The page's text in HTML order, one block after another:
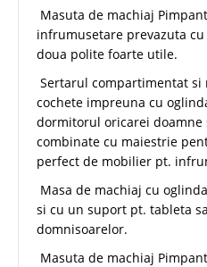
Masuta de machiaj
infrumusetare prevazuta
doua polite foarte utile.
Sertarul compartimentat
cochete impreuna cu
dormitorul oricarei doamne
combinate cu maiestrie
perfect de mobilier pt.
Masa de machiaj cu
si cu un suport pt. tableta
domnisoarelor.
Masuta de machiaj